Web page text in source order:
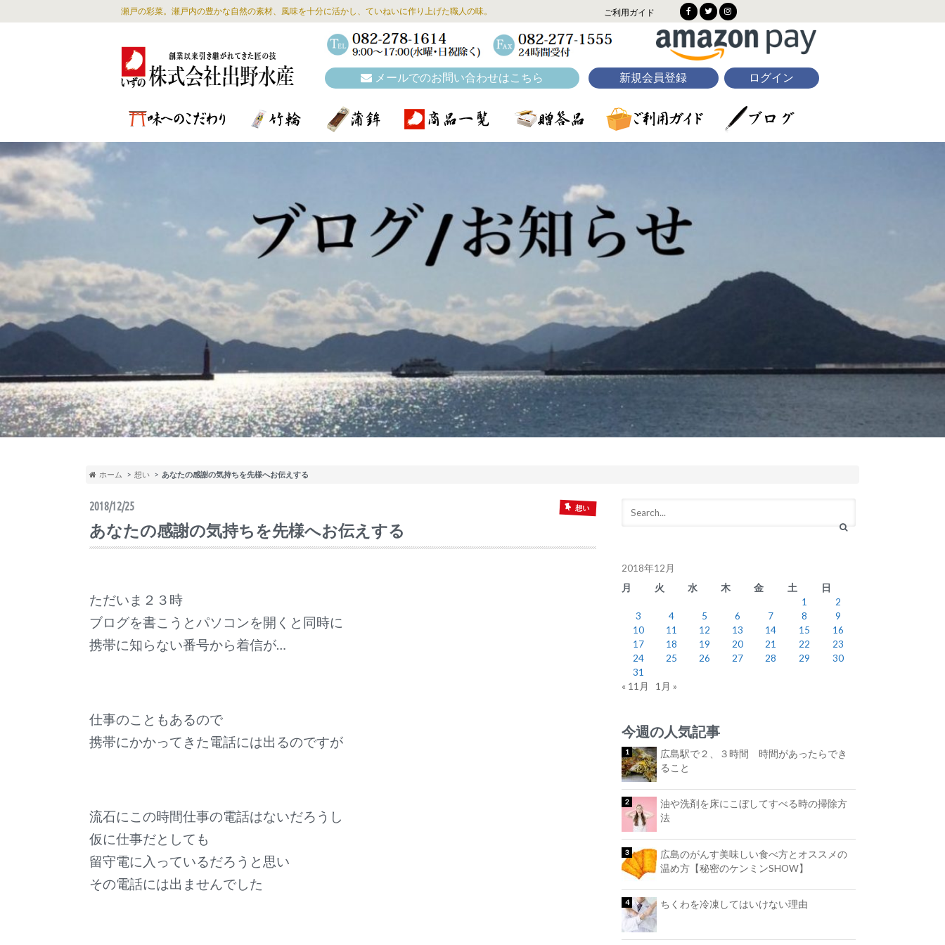
瀬戸の彩菜。瀬戸内の豊かな自然の素材、風味を十分に活かし、ていねいに作り上げた職人の味。 ご利用ガイド
メールでのお問い合わせはこちら 新規会員登録 ログイン
ホーム 想い あなたの感謝の気持ちを先様へお伝えする
2018/12/25 想い
あなたの感謝の気持ちを先様へお伝えする
ただいま２３時
ブログを書こうとパソコンを開くと同時に
携帯に知らない番号から着信が…
仕事のこともあるので
携帯にかかってきた電話には出るのですが
流石にこの時間仕事の電話はないだろうし
仮に仕事だとしても
留守電に入っているだろうと思い
その電話には出ませんでした
2018年12月
月
火 水 木 金 土
日
1
2
3
4 5 6 7 8
9
10
11 12 13 14 15
16
17
18 19 20 21 22
23
24
25 26 27 28 29
30
31
« 11月
1月 »
今週の人気記事
広島駅で２、３時間 時間があったらでき
ること
油や洗剤を床にこぼしてすべる時の掃除方
法
広島のがんす美味しい食べ方とオススメの
温め方【秘密のケンミンSHOW】
ちくわを冷凍してはいけない理由